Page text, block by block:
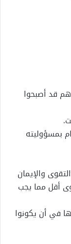
قد أصبحوا
بمسؤوليته
والإيمان
أقل مما يجب
في أن يكونوا